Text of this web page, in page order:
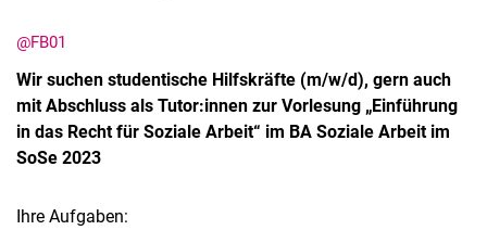
@FB01
Wir suchen studentische Hilfskräfte (m/w/d), gern auch
mit Abschluss als Tutor:innen zur Vorlesung „Einführung
in das Recht für Soziale Arbeit“ im BA Soziale Arbeit im
SoSe 2023
Ihre Aufgaben: